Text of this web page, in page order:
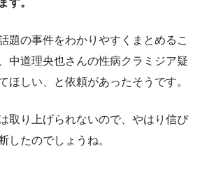
す。
題の事件をわかりやすくまとめるこ
中道理央也さんの性病クラミジア疑
ほしい、と依頼があったそうです。
取り上げられないので、やはり信ぴ
したのでしょうね。